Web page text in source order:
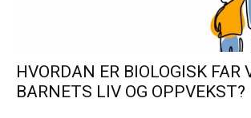
HVORDAN ER BIOLOGISK FAR
BARNETS LIV OG OPPVEKST?